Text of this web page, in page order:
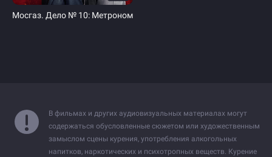
Мосгаз. Дело № 10: Метроном
В фильмах и других аудиовизуальных материалах могут
содержаться обусловленные сюжетом или художественным
замыслом сцены курения, употребления алкогольных
напитков, наркотических и психотропных веществ. Курение